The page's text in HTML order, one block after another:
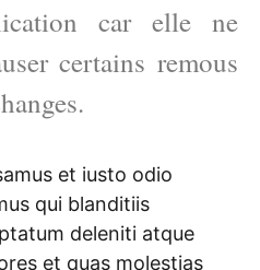
car elle ne
certains remous
et iusto odio
qui blanditiis
deleniti atque
et quas molestias